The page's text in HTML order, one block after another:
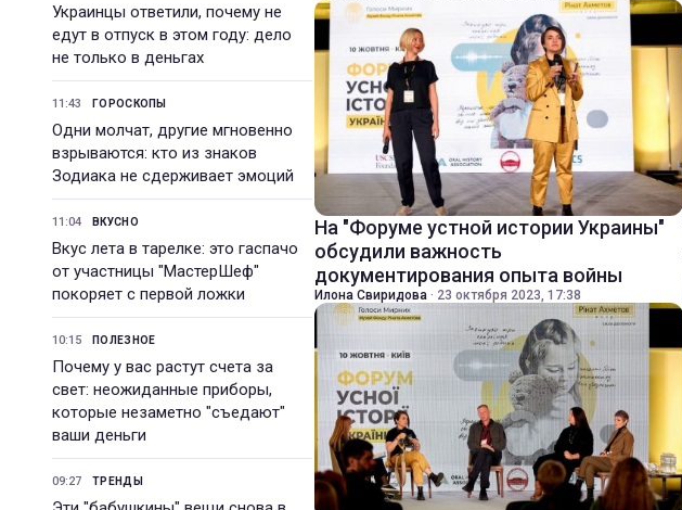
Украинцы ответили, почему не
едут в отпуск в этом году: дело
не только в деньгах
11:43 ГОРОСКОПЫ
Одни молчат, другие мгновенно
взрываются: кто из знаков
Зодиака не сдерживает эмоций
11:04 ВКУСНО
Вкус лета в тарелке: это гаспачо
от участницы "МастерШеф"
покоряет с первой ложки
10:15 ПОЛЕЗНОЕ
Почему у вас растут счета за
свет: неожиданные приборы,
которые незаметно "съедают"
ваши деньги
09:27 ТРЕНДЫ
На "Форуме устной истории Украины"
обсудили важность
документирования опыта войны
Илона Свиридова · 23 октября 2023, 17:38